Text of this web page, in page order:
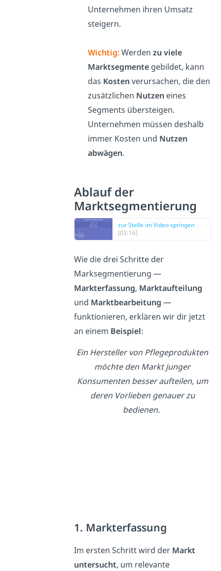
Unternehmen ihren Umsatz
steigern.
Wichtig:Werden zu viele
Marktsegmentegebildet, kann
das Kosten verursachen, die den
zusätzlichen Nutzen eines
Segments übersteigen.
Unternehmen müssen deshalb
immer Kosten und Nutzen
abwägen.
Ablauf der
Marktsegmentierung
zur Stelle im Video springen
(03:16)
Wie die drei Schritte der
Marksegmentierung —
Markterfassung, Marktaufteilung
und Marktbearbeitung —
funktionieren, erklären wir dir jetzt
an einem Beispiel:
Ein Hersteller von Pflegeprodukten
möchte den Markt junger
Konsumenten besser aufteilen, um
deren Vorlieben genauer zu
bedienen.
1. Markterfassung
Im ersten Schritt wird der Markt
untersucht, um relevante